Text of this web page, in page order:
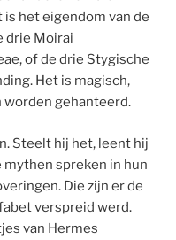
is het eigendom van de
drie Moirai
of de drie Stygische
Het is magisch,
worden gehanteerd.
Steelt hij het, leent hij
mythen spreken in hun
Die zijn er de
verspreid werd.
van Hermes